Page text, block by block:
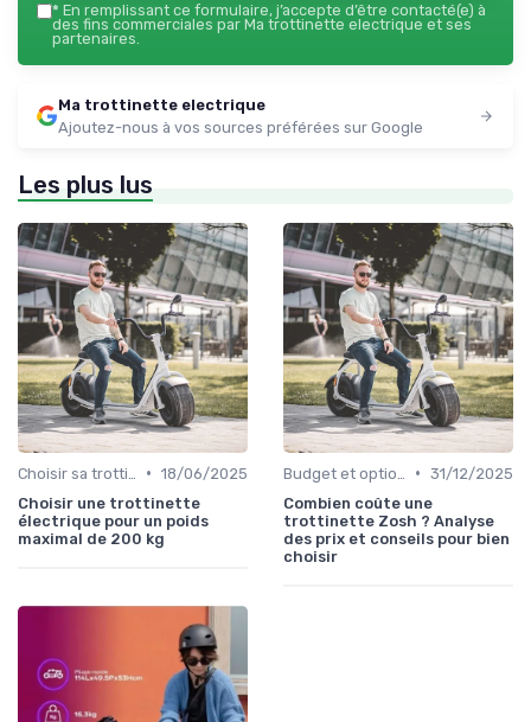
* En remplissant ce formulaire, j’accepte d’être contacté(e) à
des fins commerciales par Ma trottinette electrique et ses
partenaires.
Ma trottinette electrique
Ajoutez-nous à vos sources préférées sur Google
Les plus lus
• 18/06/2025
Choisir une trottinette
électrique pour un poids
maximal de 200 kg
• 31/12/2025
Combien coûte une
trottinette Zosh ? Analyse
des prix et conseils pour bien
choisir